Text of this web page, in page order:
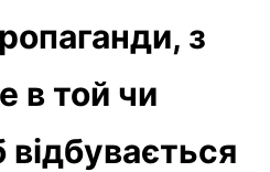
з
в той чи
відбувається